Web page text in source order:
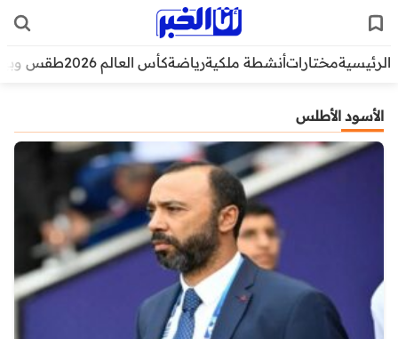
الرئيسيةمختاراتأنشطة ملكيةرياضةكأس العالم 2026 طقس
الأسود الأطلس